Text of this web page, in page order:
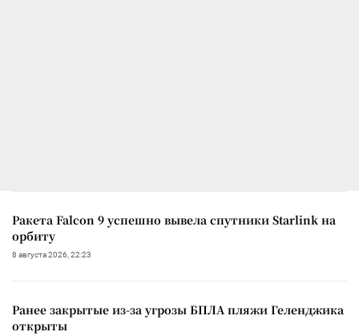
Ракета Falcon 9 успешно вывела спутники Starlink на
орбиту
8 августа 2026, 22:23
Ранее закрытые из-за угрозы БПЛА пляжи Геленджика
открыты